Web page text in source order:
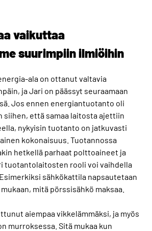
vaikuttaa
suurimpiin ilmiöihin
ala on ottanut valtavia
ja Jari on päässyt seuraamaan
Jos ennen energiantuotanto oli
siihen, että samaa laitosta ajettiin
nykyisin tuotanto on jatkuvasti
kokonaisuus. Tuotannossa
hetkellä parhaat polttoaineet ja
tuotantolaitosten rooli voi vaihdella
sähkökattila napsautetaan
mitä pörssisähkö maksaa.
aiempaa vikkelämmäksi, ja myös
murroksessa. Sitä mukaa kun